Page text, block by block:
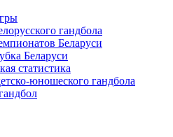
гандбола
Беларуси
Беларуси
статистика
юношеского гандбола